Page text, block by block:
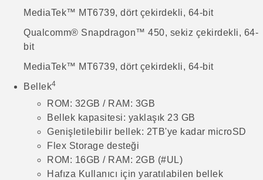
MediaTek™ MT6739, dört çekirdekli, 64-bit
Qualcomm® Snapdragon™ 450, sekiz çekirdekli, 64-
bit
MediaTek™ MT6739, dört çekirdekli, 64-bit
Bellek4
ROM: 32GB / RAM: 3GB
Bellek kapasitesi: yaklaşık 23 GB
Genişletilebilir bellek: 2TB'ye kadar microSD
Flex Storage desteği
ROM: 16GB / RAM: 2GB (#UL)
Hafıza Kullanıcı için yaratılabilen bellek